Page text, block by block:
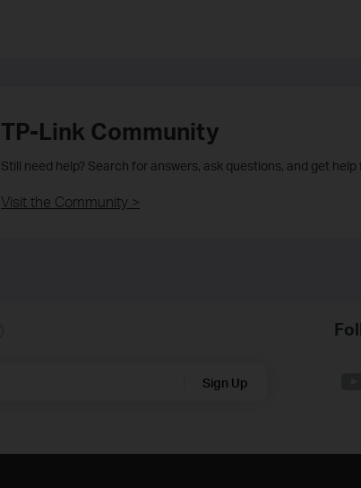
TP-Link Community
Still need help? Search for answers, ask questions, and get
Visit the Community >
Sign Up